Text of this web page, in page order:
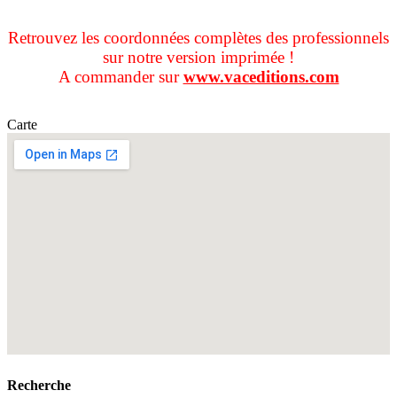
Retrouvez les coordonnées complètes des professionnels
sur notre version imprimée !
A commander surwww.vaceditions.com
Carte
Recherche